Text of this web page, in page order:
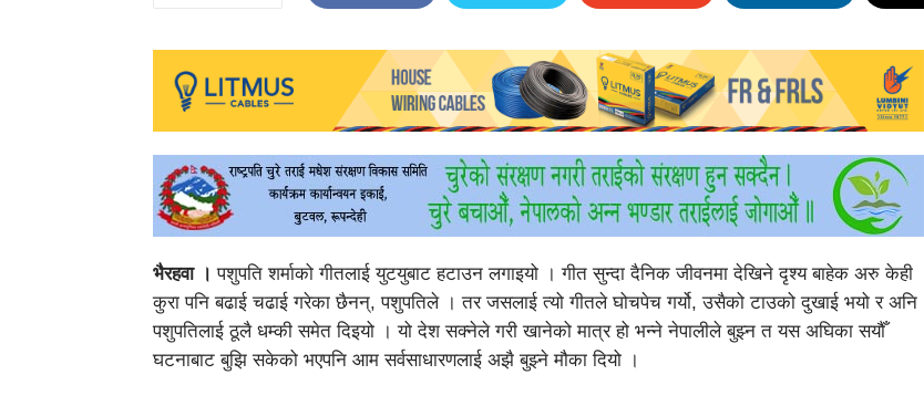
भैरहवा । पशुपति शर्माको गीतलाई युटयुबाट हटाउन लगाइयो । गीत सुन्दा दैनिक जीवनमा देखिने दृश्य बाहेक अरु केही
कुरा पनि बढाई चढाई गरेका छैनन्, पशुपतिले । तर जसलाई त्यो गीतले घोचपेच गर्यो, उसैको टाउको दुखाई भयो र अनि
पशुपतिलाई ठूलै धम्की समेत दिइयो । यो देश सक्नेले गरी खानेको मात्र हो भन्ने नेपालीले बुझ्न त यस अघिका सयौँ
घटनाबाट बुझि सकेको भएपनि आम सर्वसाधारणलाई अझै बुझ्ने मौका दियो ।